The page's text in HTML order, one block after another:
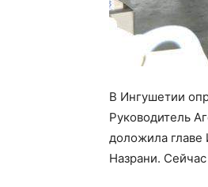
В Ингушетии
Руководитель
доложила главе
Назрани.